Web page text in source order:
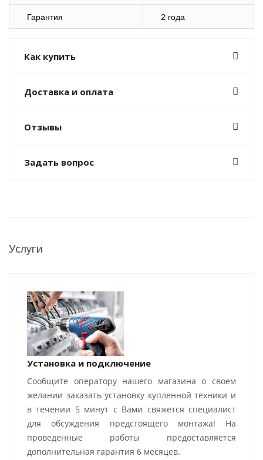
Гарантия 2 года
Как купить
Доставка и оплата
Отзывы
Задать вопрос
Услуги
Установка и подключение
Сообщите оператору нашего магазина о своем
желании заказать установку купленной техники и
в течении 5 минут с Вами свяжется специалист
для обсуждения предстоящего монтажа! На
проведенные работы предоставляется
дополнительная гарантия 6 месяцев.